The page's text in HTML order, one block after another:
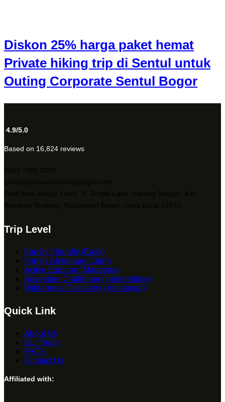
Diskon 25% harga paket hemat
Private hiking trip di Sentul untuk
Outing Corporate Sentul Bogor
4.9/5.0
Based on 16,824 reviews
Trip Level
Family Friendly (Easy)
Family Adventure (Light)
Active Explorer (Moderate)
Adventure Challenge (Intermediate)
Wilderness Discovery (Advanced)
Quick Link
About Us
Our Team
FAQ’s
Contact Us
Affiliated with: